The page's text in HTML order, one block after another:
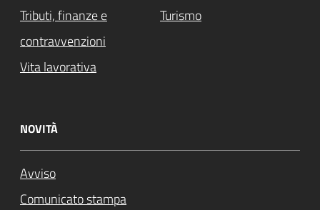
Tributi, finanze e
contravvenzioni
Turismo
Vita lavorativa
NOVITÀ
Avviso
Comunicato stampa